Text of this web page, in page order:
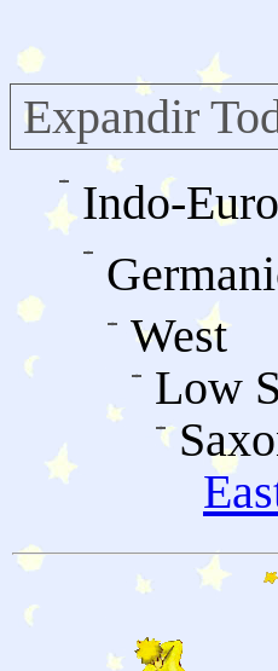
Expandir
Indo-
West
Low